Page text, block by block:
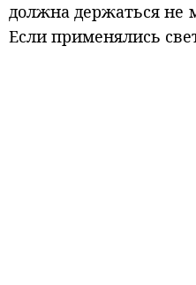
должна держаться не
Если применялись